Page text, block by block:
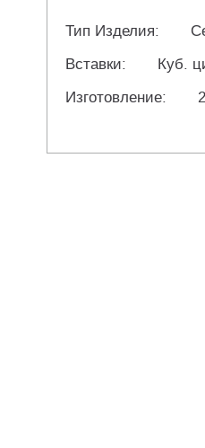
Тип Изделия:
Вставки:
Куб.
Изготовление: